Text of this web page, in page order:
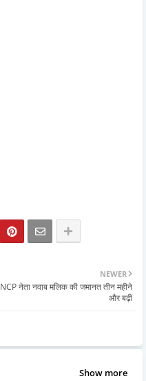
NEWER
NCP नेता नवाब मलिक की जमानत तीन महीने
और बढ़ी
Show more